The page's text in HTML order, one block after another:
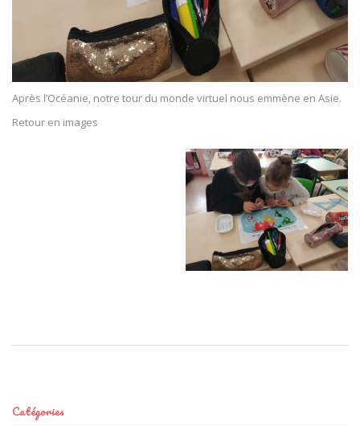
Après l’Océanie, notre tour du monde virtuel nous emmène en Asie.
Retour en images
Catégories